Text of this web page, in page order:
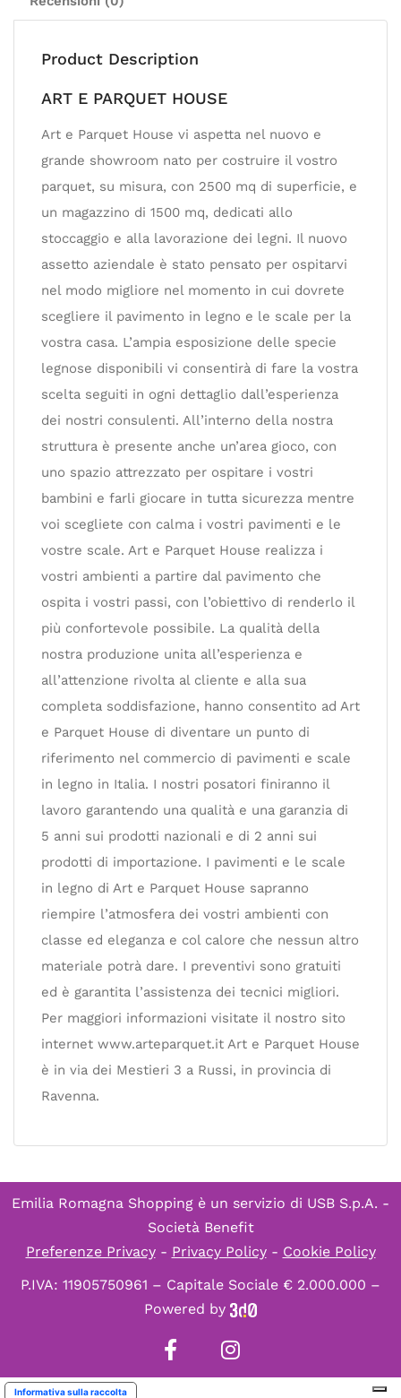
Product Description
ART E PARQUET HOUSE
Art e Parquet House vi aspetta nel nuovo e
grande showroom nato per costruire il vostro
parquet, su misura, con 2500 mq di superficie, e
un magazzino di 1500 mq, dedicati allo
stoccaggio e alla lavorazione dei legni. Il nuovo
assetto aziendale è stato pensato per ospitarvi
nel modo migliore nel momento in cui dovrete
scegliere il pavimento in legno e le scale per la
vostra casa. L’ampia esposizione delle specie
legnose disponibili vi consentirà di fare la vostra
scelta seguiti in ogni dettaglio dall’esperienza
dei nostri consulenti. All’interno della nostra
struttura è presente anche un’area gioco, con
uno spazio attrezzato per ospitare i vostri
bambini e farli giocare in tutta sicurezza mentre
voi scegliete con calma i vostri pavimenti e le
vostre scale. Art e Parquet House realizza i
vostri ambienti a partire dal pavimento che
ospita i vostri passi, con l’obiettivo di renderlo il
più confortevole possibile. La qualità della
nostra produzione unita all’esperienza e
all’attenzione rivolta al cliente e alla sua
completa soddisfazione, hanno consentito ad Art
e Parquet House di diventare un punto di
riferimento nel commercio di pavimenti e scale
in legno in Italia. I nostri posatori finiranno il
lavoro garantendo una qualità e una garanzia di
5 anni sui prodotti nazionali e di 2 anni sui
prodotti di importazione. I pavimenti e le scale
in legno di Art e Parquet House sapranno
riempire l’atmosfera dei vostri ambienti con
classe ed eleganza e col calore che nessun altro
materiale potrà dare. I preventivi sono gratuiti
ed è garantita l’assistenza dei tecnici migliori.
Per maggiori informazioni visitate il nostro sito
internet www.arteparquet.it Art e Parquet House
è in via dei Mestieri 3 a Russi, in provincia di
Ravenna.
Emilia Romagna Shopping è un servizio di USB S.p.A. -
Società Benefit
Preferenze Privacy- Privacy Policy- Cookie Policy
P.IVA: 11905750961 – Capitale Sociale € 2.000.000 –
Powered by
Informativa sulla raccolta